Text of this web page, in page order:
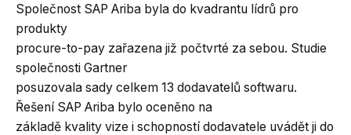
Společnost SAP Ariba byla do kvadrantu lídrů pro
produkty
procure-to-pay zařazena již počtvrté za sebou. Studie
společnosti Gartner
posuzovala sady celkem 13 dodavatelů softwaru.
Řešení SAP Ariba bylo oceněno na
základě kvality vize i schopností dodavatele uvádět ji do